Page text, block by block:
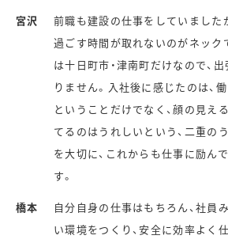
宮沢
前職も建設の仕事をしていました
過ごす時間が取れないのがネック
は十日町市・津南町だけなので、
りません。入社後に感じたのは、
ということだけでなく、顔の見え
てるのはうれしいという、二重の
を大切に、これからも仕事に励ん
す。
橋本
自分自身の仕事はもちろん、社員
い環境をつくり、安全に効率よく